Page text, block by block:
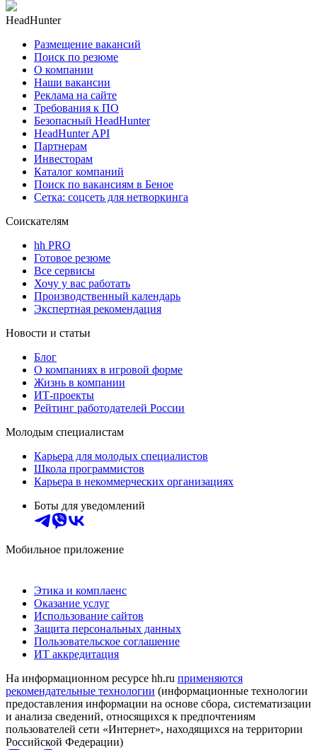
HeadHunter
Размещение вакансий
Поиск по резюме
О компании
Наши вакансии
Реклама на сайте
Требования к ПО
Безопасный HeadHunter
HeadHunter API
Партнерам
Инвесторам
Каталог компаний
Поиск по вакансиям в Беное
Сетка: соцсеть для нетворкинга
Соискателям
hh PRO
Готовое резюме
Все сервисы
Хочу у вас работать
Производственный календарь
Экспертная рекомендация
Новости и статьи
Блог
О компаниях в игровой форме
Жизнь в компании
ИТ-проекты
Рейтинг работодателей России
Молодым специалистам
Карьера для молодых специалистов
Школа программистов
Карьера в некоммерческих организациях
Боты для уведомлений
Мобильное приложение
Этика и комплаенс
Оказание услуг
Использование сайтов
Защита персональных данных
Пользовательское соглашение
ИТ аккредитация
На информационном ресурсе hh.ru применяются
рекомендательные технологии (информационные технологии
предоставления информации на основе сбора, систематизации
и анализа сведений, относящихся к предпочтениям
пользователей сети «Интернет», находящихся на территории
Российской Федерации)